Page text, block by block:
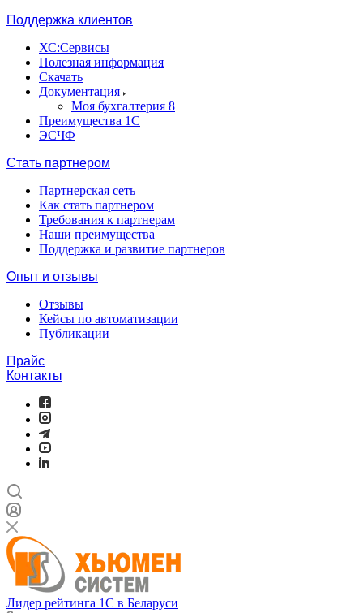
Поддержка клиентов
ХС:Сервисы
Полезная информация
Скачать
Документация
Моя бухгалтерия 8
Преимущества 1С
ЭСЧФ
Стать партнером
Партнерская сеть
Как стать партнером
Требования к партнерам
Наши преимущества
Поддержка и развитие партнеров
Опыт и отзывы
Отзывы
Кейсы по автоматизации
Публикации
Прайс
Контакты
Лидер рейтинга 1С в Беларуси